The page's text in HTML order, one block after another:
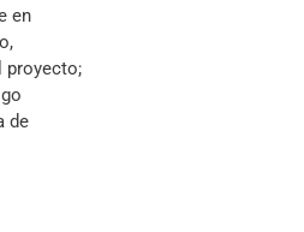
en
proyecto;
de